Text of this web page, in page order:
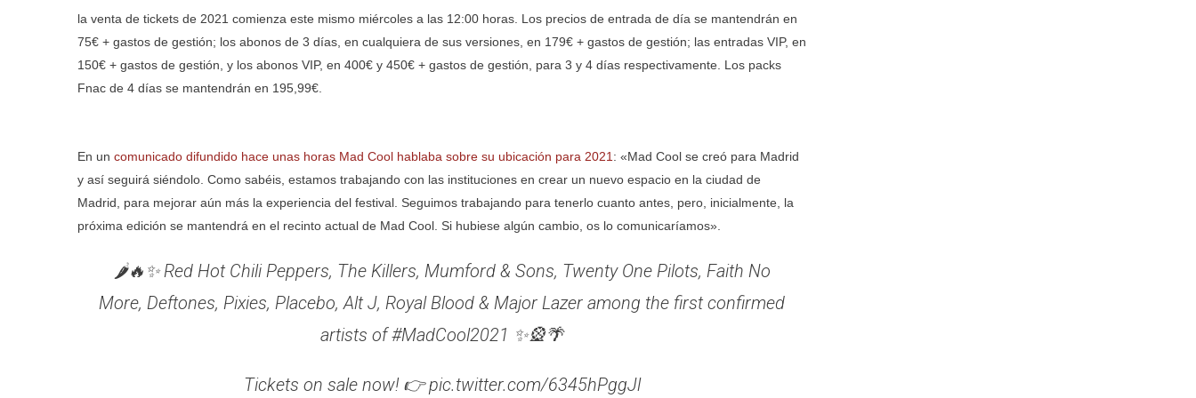
la venta de tickets de 2021 comienza este mismo miércoles a las 12:00 horas. Los precios de entrada de día se mantendrán en
75€ + gastos de gestión; los abonos de 3 días, en cualquiera de sus versiones, en 179€ + gastos de gestión; las entradas VIP, en
150€ + gastos de gestión, y los abonos VIP, en 400€ y 450€ + gastos de gestión, para 3 y 4 días respectivamente. Los packs
Fnac de 4 días se mantendrán en 195,99€.
En un comunicado difundido hace unas horas Mad Cool hablaba sobre su ubicación para 2021 : «Mad Cool se creó para Madrid
y así seguirá siéndolo. Como sabéis, estamos trabajando con las instituciones en crear un nuevo espacio en la ciudad de
Madrid, para mejorar aún más la experiencia del festival. Seguimos trabajando para tenerlo cuanto antes, pero, inicialmente, la
próxima edición se mantendrá en el recinto actual de Mad Cool. Si hubiese algún cambio, os lo comunicaríamos».
🌶🔥✨ Red Hot Chili Peppers, The Killers, Mumford & Sons, Twenty One Pilots, Faith No
More, Deftones, Pixies, Placebo, Alt J, Royal Blood & Major Lazer among the first confirmed
artists of #MadCool2021 ✨🎡🌴
Tickets on sale now! 👉 pic.twitter.com/6345hPggJl